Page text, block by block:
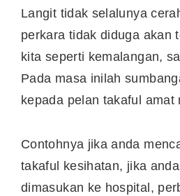
Langit tidak selalunya
perkara tidak diduga akan
kita seperti kemalangan,
Pada masa inilah
kepada pelan takaful amat
Contohnya jika anda
takaful kesihatan, jika
dimasukan ke hospital,